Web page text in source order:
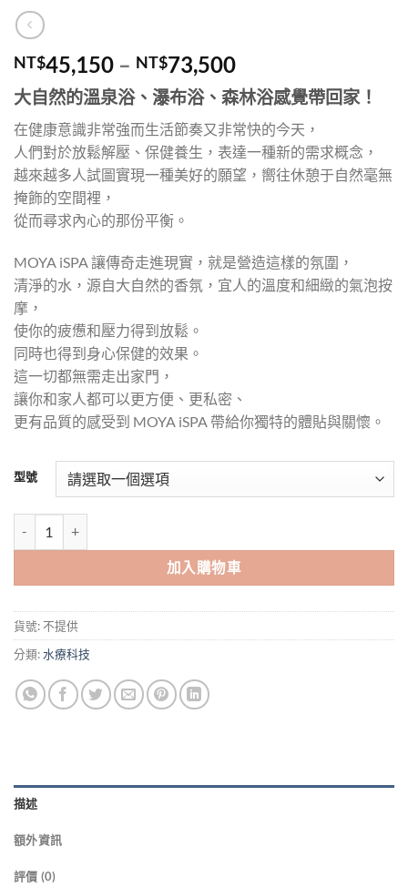
NT$45,150 – NT$73,500
大自然的溫泉浴、瀑布浴、森林浴感覺帶回家！
在健康意識非常強而生活節奏又非常快的今天，
人們對於放鬆解壓、保健養生，表達一種新的需求概念，
越來越多人試圖實現一種美好的願望，嚮往休憩于自然毫無
掩飾的空間裡，
從而尋求內心的那份平衡。
MOYA iSPA 讓傳奇走進現實，就是營造這樣的氛圍，
清淨的水，源自大自然的香氛，宜人的溫度和細緻的氣泡按
摩，
使你的疲憊和壓力得到放鬆。
同時也得到身心保健的效果。
這一切都無需走出家門，
讓你和家人都可以更方便、更私密、
更有品質的感受到 MOYA iSPA 帶給你獨特的體貼與關懷。
型號
加入購物車
貨號:不提供
分類:水療科技
描述
額外資訊
評價 (0)